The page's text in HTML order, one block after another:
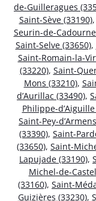
de-Guilleragues
Saint-Sève (33190),
Seurin-de-
Saint-Selve (33650),
Saint-Romain-la-
(33220), Saint-
Mons (33210),
d’Aurillac (33490),
Philippe-
Saint-Pey-
(33390), Saint-
(33650), Saint-
Lapujade (33190),
Michel-de-
(33160), Saint-
Guizières (33230),